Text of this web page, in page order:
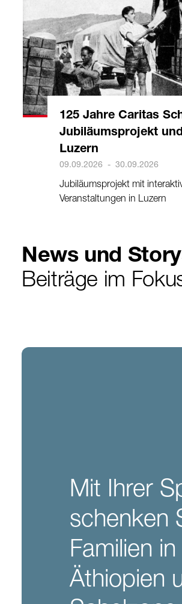
125 Jahre Caritas
Jubiläumsprojekt
Luzern
09.09.2026 - 30.09.2026
Jubiläumsprojekt mit
Veranstaltungen in Luzern
News und
Beiträge im
Mit Ihrer
schenken
Familien in
Äthiopien